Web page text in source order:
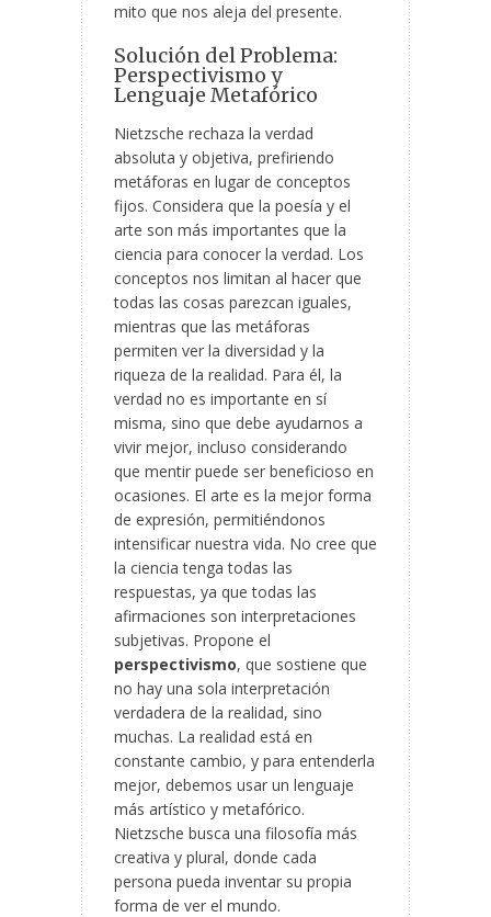
mito que nos aleja del presente.
Solución del Problema:
Perspectivismo y
Lenguaje Metafórico
Nietzsche rechaza la verdad
absoluta y objetiva, prefiriendo
metáforas en lugar de conceptos
fijos. Considera que la poesía y el
arte son más importantes que la
ciencia para conocer la verdad. Los
conceptos nos limitan al hacer que
todas las cosas parezcan iguales,
mientras que las metáforas
permiten ver la diversidad y la
riqueza de la realidad. Para él, la
verdad no es importante en sí
misma, sino que debe ayudarnos a
vivir mejor, incluso considerando
que mentir puede ser beneficioso en
ocasiones. El arte es la mejor forma
de expresión, permitiéndonos
intensificar nuestra vida. No cree que
la ciencia tenga todas las
respuestas, ya que todas las
afirmaciones son interpretaciones
subjetivas. Propone el
perspectivismo, que sostiene que
no hay una sola interpretación
verdadera de la realidad, sino
muchas. La realidad está en
constante cambio, y para entenderla
mejor, debemos usar un lenguaje
más artístico y metafórico.
Nietzsche busca una filosofía más
creativa y plural, donde cada
persona pueda inventar su propia
forma de ver el mundo.